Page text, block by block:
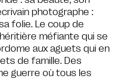
photographe :
folie. Le coup de
méfiante qui se
aux aguets qui en
de famille. Des
guerre où tous les